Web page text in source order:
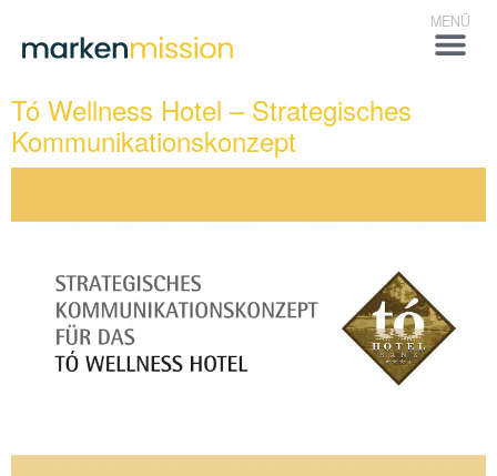
Tó Wellness Hotel – Strategisches
Kommunikationskonzept